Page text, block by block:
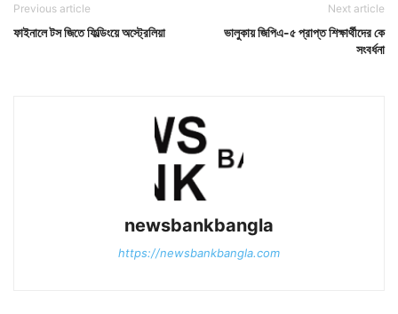
Previous article
ফাইনালে টস জিতে ফিল্ডিংয়ে অস্ট্রেলিয়া
Next article
ভালুকায় জিপিএ-৫ প্রাপ্ত শিক্ষার্থীদের কে
সংবর্ধনা
newsbankbangla
https://newsbankbangla.com